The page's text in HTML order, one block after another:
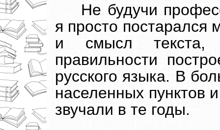
Не будучи
я просто постарался
и смысл
правильности
русского языка. В
населенных пунктов
звучали в те годы.